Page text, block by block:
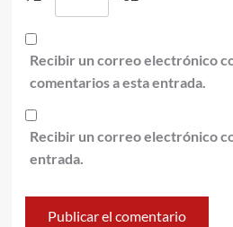
Recibir un correo electrónico
comentarios a esta entrada.
Recibir un correo electrónico
entrada.